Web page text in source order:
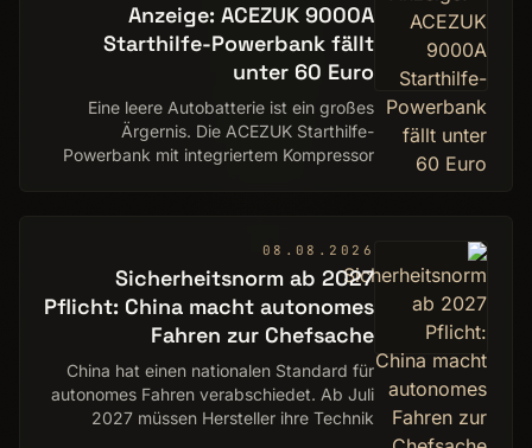
Anzeige: ACEZUK 9000A
Starthilfe-Powerbank fällt
unter 60 Euro
Eine leere Autobatterie ist ein großes
Ärgernis. Die ACEZUK Starthilfe-
Powerbank mit integriertem Kompressor
08.08.2026
Sicherheitsnorm ab 2027
Pflicht: China macht autonomes
Fahren zur Chefsache
China hat einen nationalen Standard für
autonomes Fahren verabschiedet. Ab Juli
2027 müssen Hersteller ihre Technik